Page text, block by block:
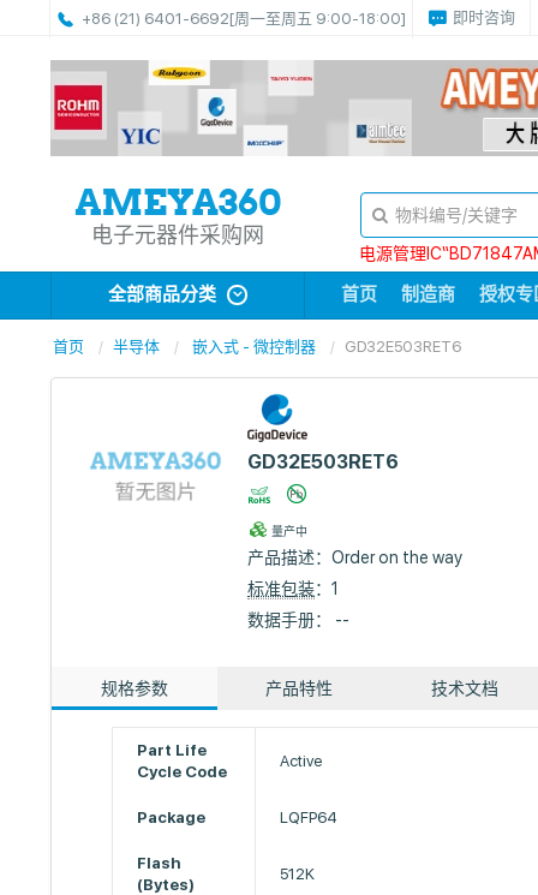
+86 (21) 6401-6692[周一至周五 9:00-18:00] 即时咨询
电子元器件采购网
电源管理
全部商品分类 首页 制造商 授权专
首页 半导体 嵌入式 - 微控制器 GD32E503RET6
GD32E503RET6
量产中
产品描述：Order on the way
标准包装：1
数据手册： --
规格参数 产品特性 技术文档
Part Life
Cycle Code
Active
Package LQFP64
Flash
(Bytes)
512K